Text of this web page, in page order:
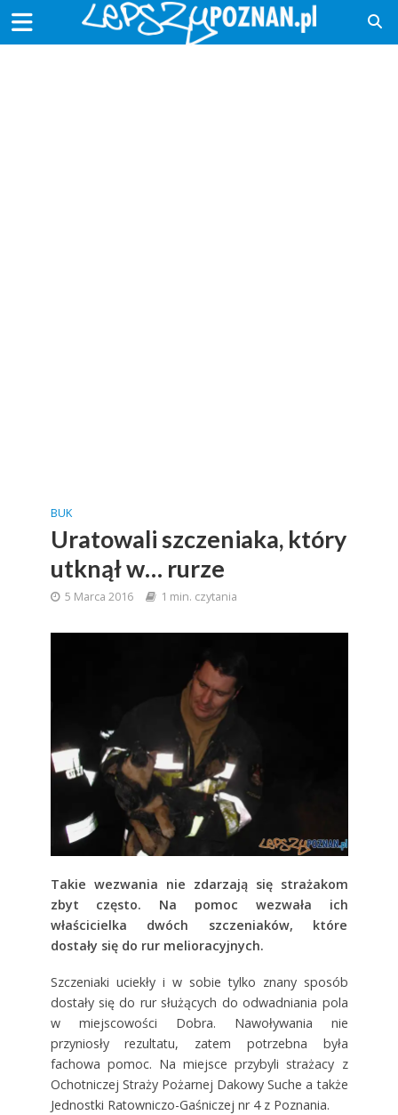
BUK
Uratowali szczeniaka, który
utknął w… rurze
5 Marca 2016 1 min. czytania
Takie wezwania nie zdarzają się strażakom
zbyt często. Na pomoc wezwała ich
właścicielka dwóch szczeniaków, które
dostały się do rur melioracyjnych.
Szczeniaki uciekły i w sobie tylko znany sposób
dostały się do rur służących do odwadniania pola
w miejscowości Dobra. Nawoływania nie
przyniosły rezultatu, zatem potrzebna była
fachowa pomoc. Na miejsce przybyli strażacy z
Ochotniczej Straży Pożarnej Dakowy Suche a także
Jednostki Ratowniczo-Gaśniczej nr 4 z Poznania.